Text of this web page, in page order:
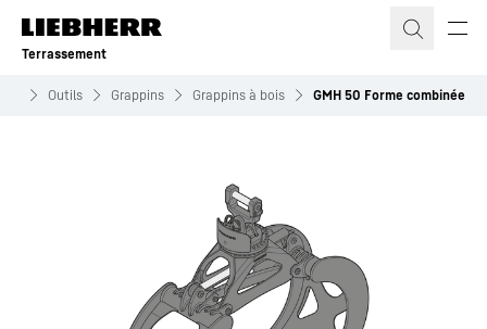
Terrassement
Outils Grappins Grappins à bois GMH 50 Forme combinée